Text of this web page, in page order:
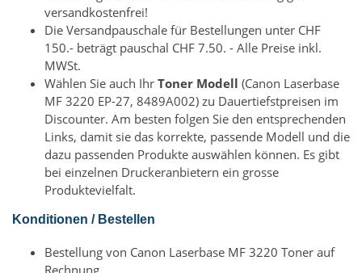
versandkostenfrei!
Die Versandpauschale für Bestellungen unter CHF
150.- beträgt pauschal CHF 7.50. - Alle Preise inkl.
MWSt.
Wählen Sie auch Ihr Toner Modell (Canon Laserbase
MF 3220 EP-27, 8489A002) zu Dauertiefstpreisen im
Discounter. Am besten folgen Sie den entsprechenden
Links, damit sie das korrekte, passende Modell und die
dazu passenden Produkte auswählen können. Es gibt
bei einzelnen Druckeranbietern ein grosse
Produktevielfalt.
Konditionen / Bestellen
Bestellung von Canon Laserbase MF 3220 Toner auf
Rechnung